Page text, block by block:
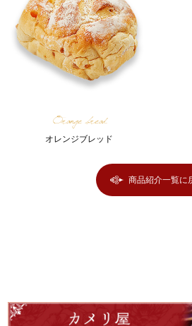
Orange bread
オレンジブレッド
商品紹介一覧に